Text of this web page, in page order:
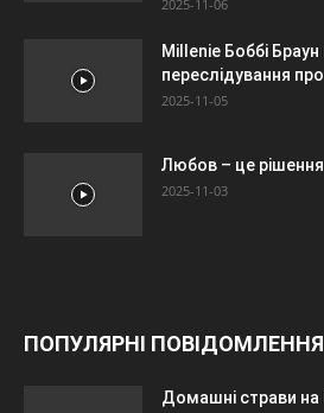
2025-11-06
Millenie Боббі
переслідування
2025-11-05
Любов – це рішення
2025-11-03
ПОПУЛЯРНІ ПОВІДОМЛЕННЯ
Домашні страви на